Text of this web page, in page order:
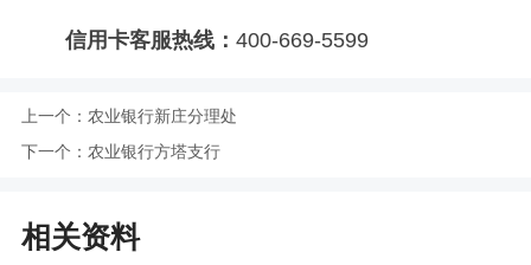
信用卡客服热线： 400-669-5599
上一个： 农业银行新庄分理处
下一个： 农业银行方塔支行
相关资料